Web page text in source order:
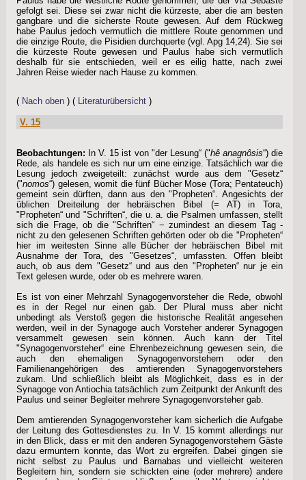
gefolgt sei. Diese sei zwar nicht die kürzeste, aber die am besten
gangbare und die sicherste Route gewesen. Auf dem Rückweg
habe Paulus jedoch vermutlich die mittlere Route genommen und
die einzige Route, die Pisidien durchquerte (vgl. Apg 14,24). Sie sei
die kürzeste Route gewesen und Paulus habe sich vermutlich
deshalb für sie entschieden, weil er es eilig hatte, nach zwei
Jahren Reise wieder nach Hause zu kommen.
( Nach oben ) ( Literaturübersicht )
V. 15
Beobachtungen: In V. 15 ist von "der Lesung“ ("hê anagnôsis“) die
Rede, als handele es sich nur um eine einzige. Tatsächlich war die
Lesung jedoch zweigeteilt: zunächst wurde aus dem "Gesetz“
("nomos“) gelesen, womit die fünf Bücher Mose (Tora; Pentateuch)
gemeint sein dürften, dann aus den "Propheten“. Angesichts der
üblichen Dreiteilung der hebräischen Bibel (= AT) in Tora,
"Propheten“ und "Schriften“, die u. a. die Psalmen umfassen, stellt
sich die Frage, ob die "Schriften“ − zumindest an diesem Tag -
nicht zu den gelesenen Schriften gehörten oder ob die "Propheten“
hier im weitesten Sinne alle Bücher der hebräischen Bibel mit
Ausnahme der Tora, des "Gesetzes“, umfassten. Offen bleibt
auch, ob aus dem "Gesetz“ und aus den "Propheten“ nur je ein
Text gelesen wurde, oder ob es mehrere waren.
Es ist von einer Mehrzahl Synagogenvorsteher die Rede, obwohl
es in der Regel nur einen gab. Der Plural muss aber nicht
unbedingt als Verstoß gegen die historische Realität angesehen
werden, weil in der Synagoge auch Vorsteher anderer Synagogen
versammelt gewesen sein können. Auch kann der Titel
"Synagogenvorsteher“ eine Ehrenbezeichnung gewesen sein, die
auch den ehemaligen Synagogenvorstehern oder den
Familienangehörigen des amtierenden Synagogenvorstehers
zukam. Und schließlich bleibt als Möglichkeit, dass es in der
Synagoge von Antiochia tatsächlich zum Zeitpunkt der Ankunft des
Paulus und seiner Begleiter mehrere Synagogenvorsteher gab.
Dem amtierenden Synagogenvorsteher kam sicherlich die Aufgabe
der Leitung des Gottesdienstes zu. In V. 15 kommt allerdings nur
in den Blick, dass er mit den anderen Synagogenvorstehern Gäste
dazu ermuntern konnte, das Wort zu ergreifen. Dabei gingen sie
nicht selbst zu Paulus und Barnabas und vielleicht weiteren
Begleitern hin, sondern sie schickten eine (oder mehrere) andere